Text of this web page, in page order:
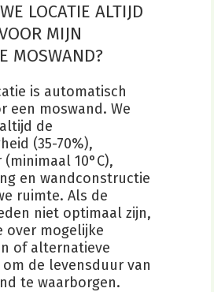
LOCATIE ALTIJD
MIJN
MOSWAND?
is automatisch
een moswand. We
de
(35-70%),
10°C),
en wandconstructie
ruimte. Als de
niet optimaal zijn,
over mogelijke
of alternatieve
de levensduur van
te waarborgen.